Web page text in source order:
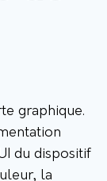
graphique.
du dispositif
la